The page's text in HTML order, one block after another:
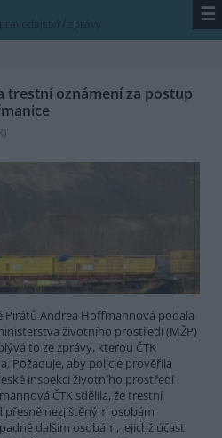
/ zprávy ☰
trestní oznámení za postup
)
Pirátů Andrea Hoffmannová podala
životního prostředí (MŽP)
to ze zprávy, kterou ČTK
Požaduje, aby policie prověřila
inspekci životního prostředí
ČTK sdělila, že trestní
nezjištěným osobám
dalším osobám, jejichž účast